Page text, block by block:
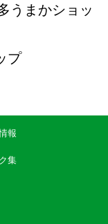
うまかショッ
プ
報
集